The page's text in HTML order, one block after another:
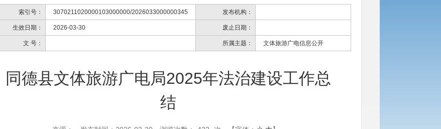
索引号： 3070211020000103000000/2026033000000345 发布机构：
生效日期： 2026-03-30 废止日期：
文 号： 所属主题： 文体旅游广电信息公开
​同德县文体旅游广电局2025年法治建设工作总
结